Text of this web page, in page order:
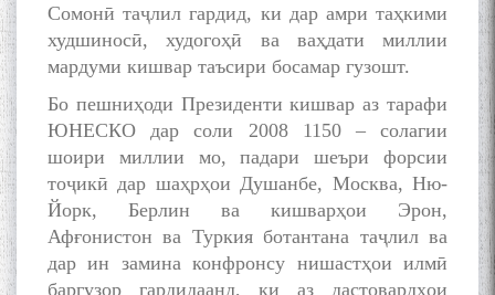
Сомонӣ таҷлил гардид, ки дар амри таҳкими
худшиносӣ, худогоҳӣ ва ваҳдати миллии
мардуми кишвар таъсири босамар гузошт.
Бо пешниҳоди Президенти кишвар аз тарафи
ЮНЕСКО дар соли 2008 1150 – солагии
шоири миллии мо, падари шеъри форсии
тоҷикӣ дар шаҳрҳои Душанбе, Москва, Ню-
Йорк, Берлин ва кишварҳои Эрон,
Афғонистон ва Туркия ботантана таҷлил ва
дар ин замина конфронсу нишастҳои илмӣ
баргузор гардидаанд, ки аз дастовардҳои